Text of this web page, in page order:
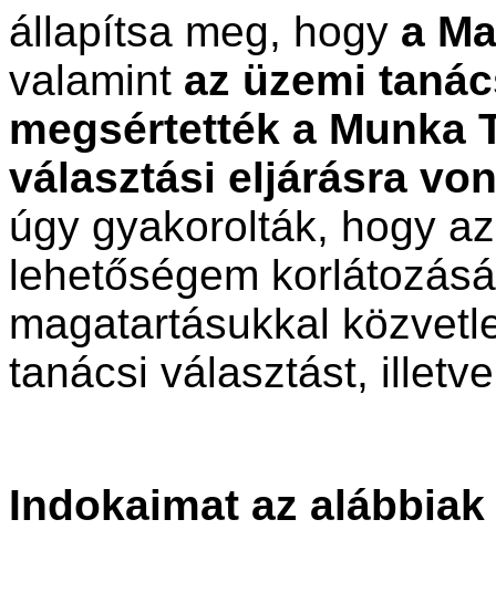
állapítsa meg, hogy a
valamint az üzemi
megsértették a Munka
választási eljárásra
úgy gyakorolták, hogy
lehetőségem
magatartásukkal
tanácsi választást,
Indokaimat az